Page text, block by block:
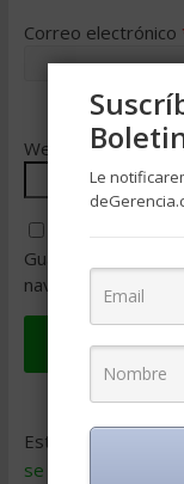
Correo electrónico
Web
Guarda mi
navegador para la
Este sitio usa
se procesan los
Le